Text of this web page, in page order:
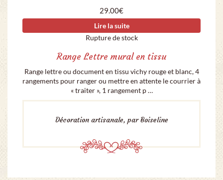
29.00€
Lire la suite
Rupture de stock
Range Lettre mural en tissu
Range lettre ou document en tissu vichy rouge et blanc, 4
rangements pour ranger ou mettre en attente le courrier à
« traiter », 1 rangement p …
Décoration artisanale, par Boiseline